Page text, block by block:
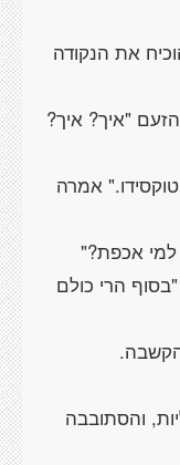
את הנקודה
"איך? איך?
אמרה
למי אכפת?"
הרי כולם
והסתובבה